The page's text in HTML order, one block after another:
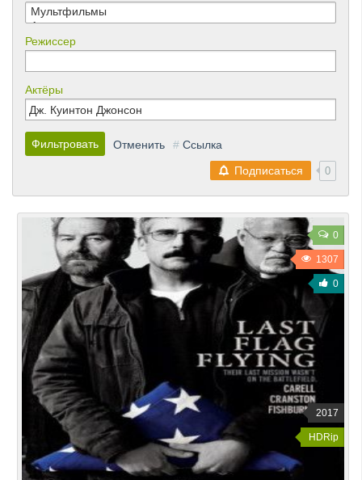
Режиссер
Актёры
Фильтровать Отменить # Ссылка
Подписаться
0
0
1307
0
2017
HDRip